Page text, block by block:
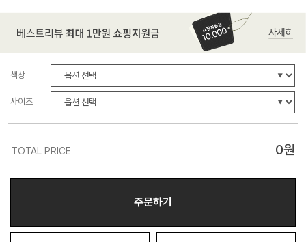
색상
사이즈
TOTAL PRICE 0원
주문하기